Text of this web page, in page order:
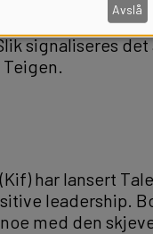
i
signaliseres
har lansert
leadership.
med den
Avslå